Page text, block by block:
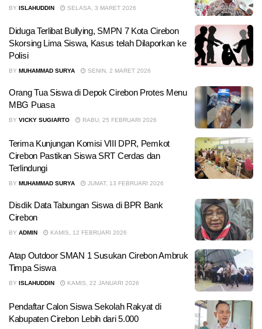
BY ISLAHUDDIN SELASA, 3 MARET 2026
Diduga Terlibat Bullying, SMPN 7 Kota Cirebon
Skorsing Lima Siswa, Kasus telah Dilaporkan ke
Polisi
BY MUHAMMAD SURYA SENIN, 2 MARET 2026
Orang Tua Siswa di Depok Cirebon Protes Menu
MBG Puasa
BY VICKY SUGIARTO RABU, 25 FEBRUARI 2026
Terima Kunjungan Komisi VIII DPR, Pemkot
Cirebon Pastikan Siswa SRT Cerdas dan
Terlindungi
BY MUHAMMAD SURYA JUMAT, 13 FEBRUARI 2026
Disdik Data Tabungan Siswa di BPR Bank
Cirebon
BY ADMIN KAMIS, 12 FEBRUARI 2026
Atap Outdoor SMAN 1 Susukan Cirebon Ambruk
Timpa Siswa
BY ISLAHUDDIN KAMIS, 22 JANUARI 2026
Pendaftar Calon Siswa Sekolah Rakyat di
Kabupaten Cirebon Lebih dari 5.000